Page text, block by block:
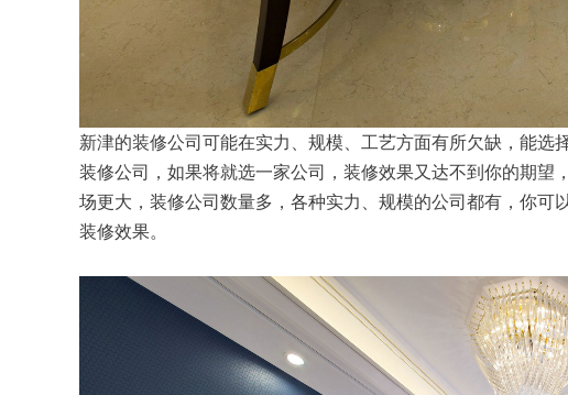
新津的装修公司可能在实力、规模、工艺方面有所欠缺，能
装修公司，如果将就选一家公司，装修效果又达不到你的期
场更大，装修公司数量多，各种实力、规模的公司都有，你
装修效果。